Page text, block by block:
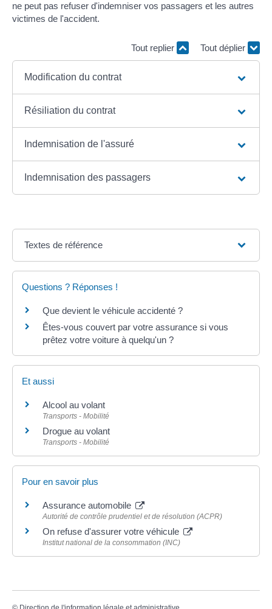
ne peut pas refuser d'indemniser vos passagers et les autres
victimes de l'accident.
Tout replier Tout déplier
Modification du contrat
Résiliation du contrat
Indemnisation de l'assuré
Indemnisation des passagers
Textes de référence
Questions ? Réponses !
Que devient le véhicule accidenté ?
Êtes-vous couvert par votre assurance si vous
prêtez votre voiture à quelqu'un ?
Et aussi
Alcool au volant
Transports - Mobilité
Drogue au volant
Transports - Mobilité
Pour en savoir plus
Assurance automobile
Autorité de contrôle prudentiel et de résolution (ACPR)
On refuse d'assurer votre véhicule
Institut national de la consommation (INC)